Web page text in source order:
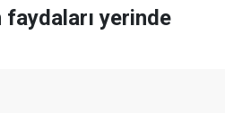
yerinde